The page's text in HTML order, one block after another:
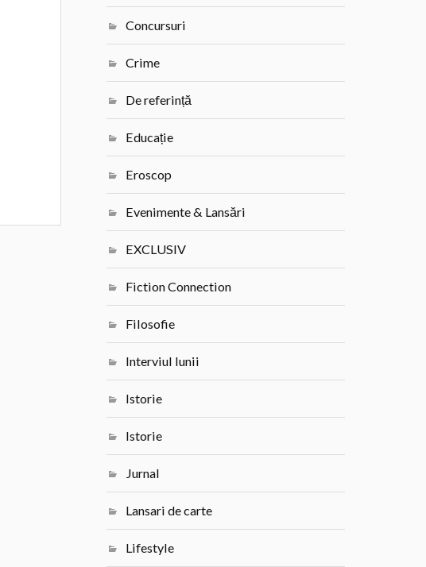
Concursuri
Crime
De referință
Educație
Eroscop
Evenimente & Lansări
EXCLUSIV
Fiction Connection
Filosofie
Interviul lunii
Istorie
Istorie
Jurnal
Lansari de carte
Lifestyle